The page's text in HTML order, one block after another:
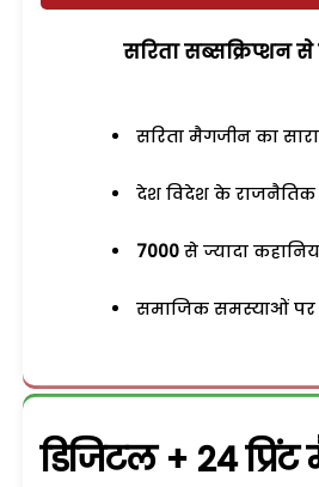
सरिता सब्सक्रिप्शन
सरिता मैगजीन का
देश विदेश के राजनैतिक
7000 से ज्यादा
समाजिक समस्याओं
डिजिटल + 24